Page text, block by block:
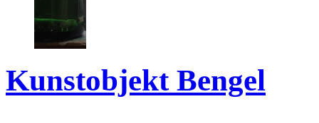
Kunstobjekt Bengel